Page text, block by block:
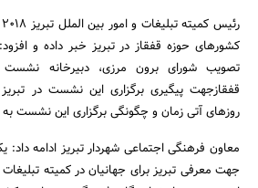
کشورهای حوزه قفقاز در تبریز خبر داده و
تصویب شورای برون مرزی، دبیرخانه نشست
قفقازجهت پیگیری برگزاری این نشست در
روزهای آتی زمان و چگونگی برگزاری این نشست
معاون فرهنگی اجتماعی شهردار تبریز ادامه داد:
جهت معرفی تبریز برای جهانیان در کمیته